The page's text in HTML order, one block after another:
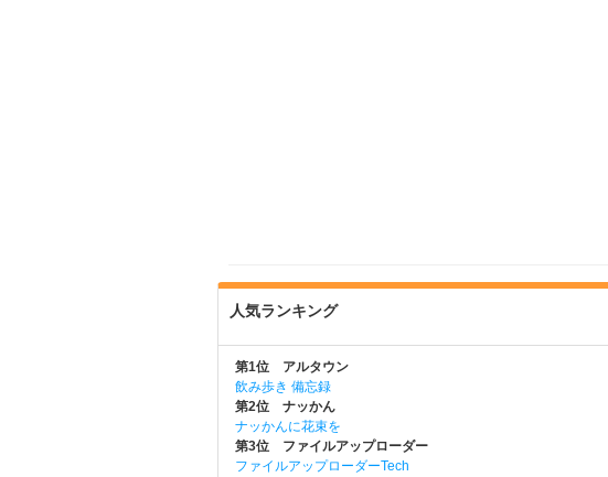
人気ランキング
第1位 アルタウン
飲み歩き 備忘録
第2位 ナッかん
ナッかんに花束を
第3位 ファイルアップローダー
ファイルアップローダーTech